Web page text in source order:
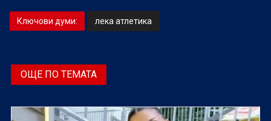
Ключови думи: лека атлетика
ОЩЕ ПО ТЕМАТА